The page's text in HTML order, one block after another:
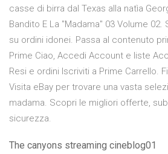
casse di birra dal Texas alla natìa
Bandito E La "Madama" 03 Volume 02.
su ordini idonei. Passa al contenuto
Prime Ciao, Accedi Account e liste
Resi e ordini Iscriviti a Prime Carrello.
Visita eBay per trovare una vasta
madama. Scopri le migliori offerte,
sicurezza.
The canyons streaming cineblog01